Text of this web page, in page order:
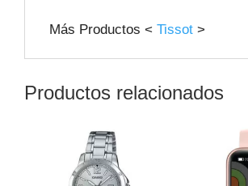
Más Productos < Tissot >
Productos relacionados